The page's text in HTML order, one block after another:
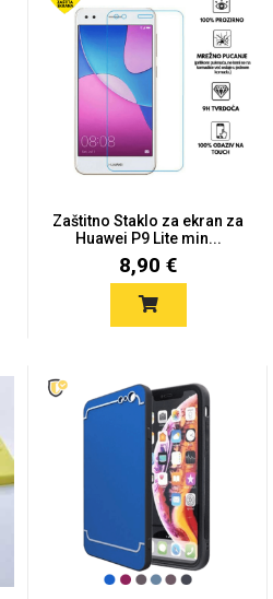
Zaštitno Staklo za ekran za
Huawei P9 Lite min...
8,90 €
Feel Good
Preklopne maskice